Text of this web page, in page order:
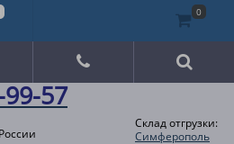
57
Склад отгрузки:
Симферополь
0